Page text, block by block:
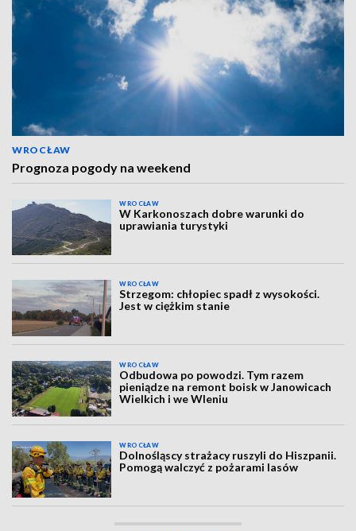
WROCŁAW
Prognoza pogody na weekend
WROCŁAW
W Karkonoszach dobre warunki do
uprawiania turystyki
WROCŁAW
Strzegom: chłopiec spadł z wysokości.
Jest w ciężkim stanie
WROCŁAW
Odbudowa po powodzi. Tym razem
pieniądze na remont boisk w Janowicach
Wielkich i we Wleniu
WROCŁAW
Dolnośląscy strażacy ruszyli do Hiszpanii.
Pomogą walczyć z pożarami lasów